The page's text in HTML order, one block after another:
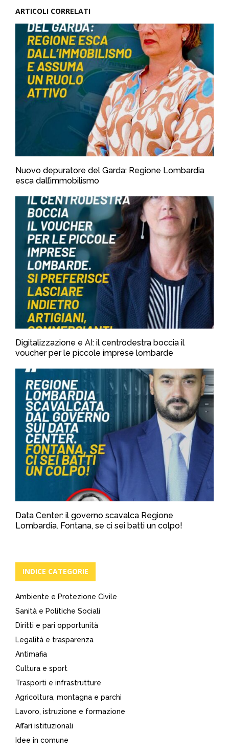
ARTICOLI CORRELATI
Nuovo depuratore del Garda: Regione Lombardia
esca dall’immobilismo
Digitalizzazione e AI: il centrodestra boccia il
voucher per le piccole imprese lombarde
Data Center: il governo scavalca Regione
Lombardia. Fontana, se ci sei batti un colpo!
INDICE CATEGORIE
Ambiente e Protezione Civile
Sanità e Politiche Sociali
Diritti e pari opportunità
Legalità e trasparenza
Antimafia
Cultura e sport
Trasporti e infrastrutture
Agricoltura, montagna e parchi
Lavoro, istruzione e formazione
Affari istituzionali
Idee in comune